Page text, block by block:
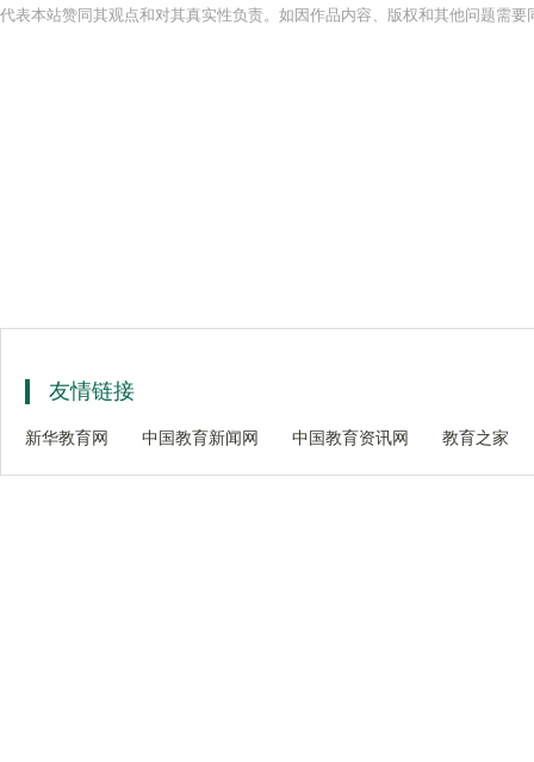
代表本站赞同其观点和对其真实性负责。如因作品内容、版权和其他问题需
友情链接
新华教育网 中国教育新闻网 中国教育资讯网 教育之家